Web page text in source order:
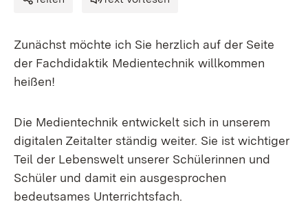
Zunächst möchte ich Sie herzlich auf der Seite
der Fachdidaktik Medientechnik willkommen
heißen!
Die Medientechnik entwickelt sich in unserem
digitalen Zeitalter ständig weiter. Sie ist wichtiger
Teil der Lebenswelt unserer Schülerinnen und
Schüler und damit ein ausgesprochen
bedeutsames Unterrichtsfach.